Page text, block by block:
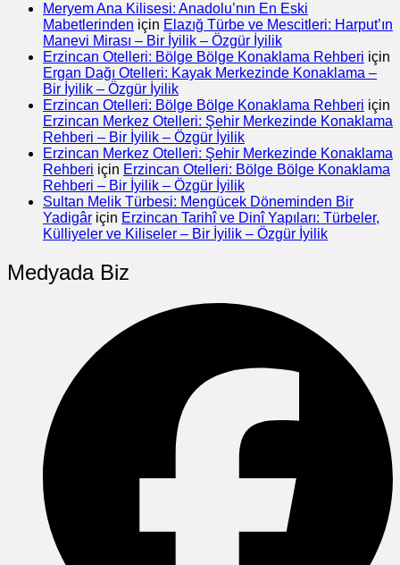
Meryem Ana Kilisesi: Anadolu’nın En Eski
Mabetlerinden için Elazığ Türbe ve Mescitleri: Harput’ın
Manevi Mirası – Bir İyilik – Özgür İyilik
Erzincan Otelleri: Bölge Bölge Konaklama Rehberi için
Ergan Dağı Otelleri: Kayak Merkezinde Konaklama –
Bir İyilik – Özgür İyilik
Erzincan Otelleri: Bölge Bölge Konaklama Rehberi için
Erzincan Merkez Otelleri: Şehir Merkezinde Konaklama
Rehberi – Bir İyilik – Özgür İyilik
Erzincan Merkez Otelleri: Şehir Merkezinde Konaklama
Rehberi için Erzincan Otelleri: Bölge Bölge Konaklama
Rehberi – Bir İyilik – Özgür İyilik
Sultan Melik Türbesi: Mengücek Döneminden Bir
Yadigâr için Erzincan Tarihî ve Dinî Yapıları: Türbeler,
Külliyeler ve Kiliseler – Bir İyilik – Özgür İyilik
Medyada Biz